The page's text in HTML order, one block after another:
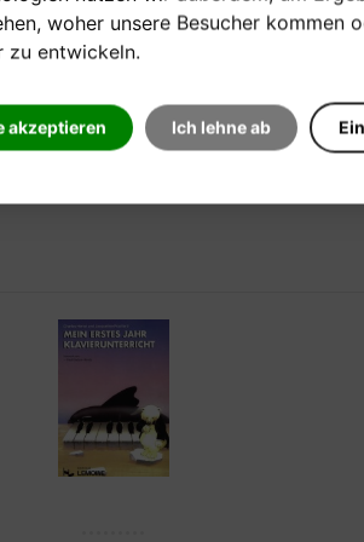
woher unsere Besucher kommen
zu entwickeln.
akzeptieren Ich lehne ab
28 Klavierstücke für den
Anfangsunterricht Anne ...
Verkaufspreis:
11,20 €
22